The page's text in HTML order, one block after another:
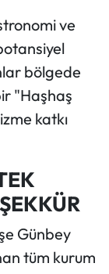
ve
bölgede
"Haşhaş
katkı
Günbey
tüm kurum